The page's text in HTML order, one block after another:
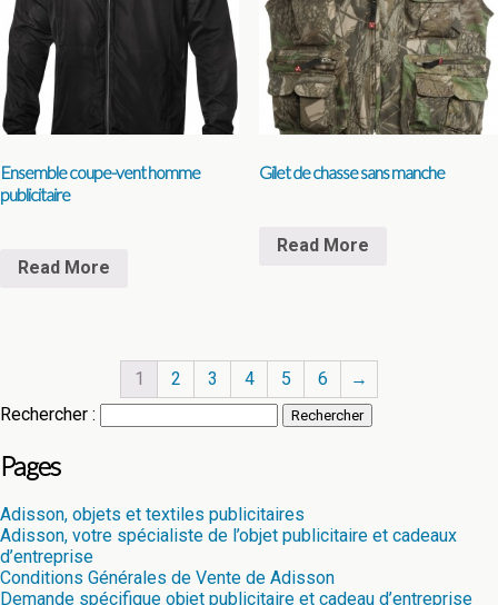
Ensemble coupe-vent homme
publicitaire
Read More
Gilet de chasse sans manche
Read More
1 2 3 4 5 6
→
Rechercher :
Pages
Adisson, objets et textiles publicitaires
Adisson, votre spécialiste de l’objet publicitaire et cadeaux
d’entreprise
Conditions Générales de Vente de Adisson
Demande spécifique objet publicitaire et cadeau d’entreprise